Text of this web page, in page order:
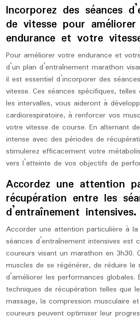
Incorporez des séances
de vitesse pour
endurance et votre
Pour améliorer votre endurance et
d’un plan d’entraînement marathon
il est essentiel d’incorporer des
vitesse. Ces séances spécifiques,
les intervalles, vous aideront à
cardiorespiratoire, à renforcer vos
votre vitesse de course. En alternant
intense avec des périodes de
stimulerez efficacement votre
vers l’atteinte de vos objectifs de
Accordez une attention
récupération entre les
d’entraînement intensives.
Accorder une attention particulière à
séances d’entraînement intensives est
coureurs visant un marathon en 3h30.
muscles de se régénérer, de réduire le
d’améliorer les performances globales.
techniques de récupération telles que
massage, la compression musculaire
coureurs peuvent optimiser leur